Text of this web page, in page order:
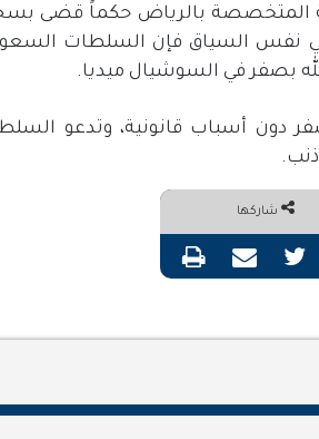
المتخصصة بالرياض حكماً قضى
نفس السياق فإن السلطات
بصفر في السوشيال ميديا.
دون أسباب قانونية، وتدعو
شاركها
تويتر مشاركة عبر البريد طباعة